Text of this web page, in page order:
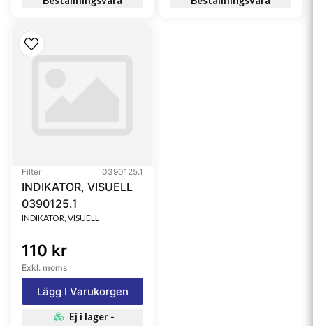
Filter 0390125.1
INDIKATOR, VISUELL
0390125.1
INDIKATOR, VISUELL
110 kr
Exkl. moms
Lägg I Varukorgen
Ej i lager -